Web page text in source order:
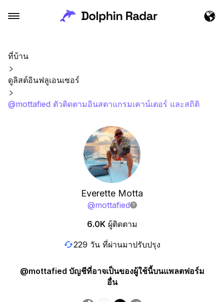
ที่บ้าน
ดูลิสต์อินฟลูเอนเซอร์
@mottafied ตัวติดตามอินสตาแกรมเคาน์เตอร์ และสถิติ
Everette Motta
@mottafied
6.0K ผู้ติดตาม
229 วัน ที่ผ่านมาปรับปรุง
@mottafied บัญชีที่อาจเป็นของผู้ใช้นี้บนแพลตฟอร์ม
อื่น